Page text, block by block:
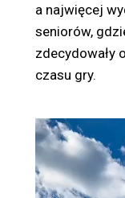
a najwięcej
seniorów,
zdecydowały
czasu gry.